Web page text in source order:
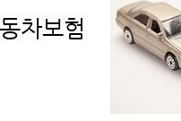
차보험